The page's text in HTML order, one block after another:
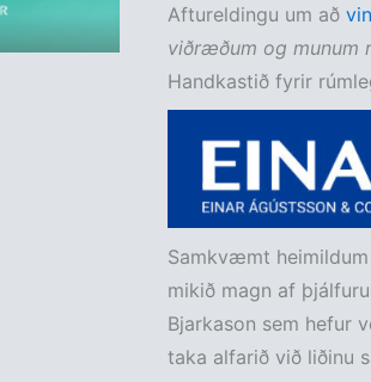
Aftureldingu um að
viðræðum og munum
Handkastið fyrir
Samkvæmt
mikið magn af
Bjarkason sem hefur
taka alfarið við liðinu